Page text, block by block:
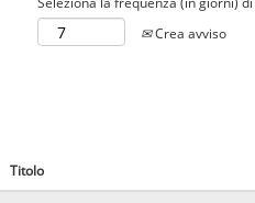
Crea avviso
Titolo